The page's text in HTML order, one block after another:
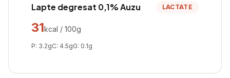
Lapte degresat 0,1% Auzu LACTATE
31kcal / 100g
P: 3.2gC: 4.5gG: 0.1g